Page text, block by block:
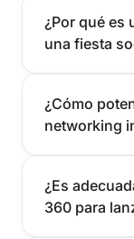
¿Por qué es
una fiesta
¿Cómo
networking
¿Es
360 para